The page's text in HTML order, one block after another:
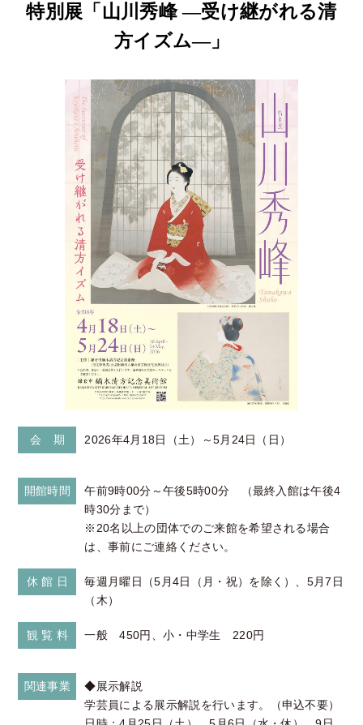
特別展「山川秀峰 ―受け継がれる清
方イズム―」
会 期 2026年4月18日（土）～5月24日（日）
開館時間
午前9時00分～午後5時00分 （最終入館は午後4
時30分まで）
※20名以上の団体でのご来館を希望される場合
は、事前にご連絡ください。
休 館 日
毎週月曜日（5月4日（月・祝）を除く）、5月7日
（木）
観 覧 料 一般 450円、小・中学生 220円
関連事業
◆展示解説
学芸員による展示解説を行います。（申込不要）